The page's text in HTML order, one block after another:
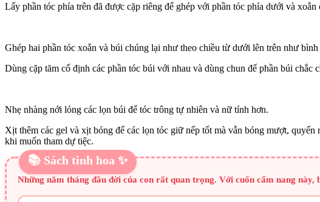
Lấy phần tóc phía trên đã được cặp riêng để ghép với phần tóc phía dưới và
Ghép hai phần tóc xoắn và búi chúng lại như theo chiều từ dưới lên trên như
Dùng cặp tăm cố định các phần tóc búi với nhau và dùng chun để phần búi
Nhẹ nhàng nới lỏng các lọn búi để tóc trông tự nhiên và nữ tính hơn.
Xịt thêm các gel và xịt bóng để các lọn tóc giữ nếp tốt mà vẫn bóng mượt,
khi muốn tham dự tiệc.
📚 Sách tinh hoa ✨
Những năm tháng đầu đời của con rất quan trọng. Với cuốn cẩm nang